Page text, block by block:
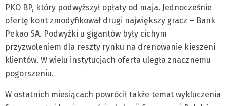
PKO BP, który podwyższył opłaty od maja. Jednocześnie
ofertę kont zmodyfikował drugi największy gracz – Bank
Pekao SA. Podwyżki u gigantów były cichym
przyzwoleniem dla reszty rynku na drenowanie kieszeni
klientów. W wielu instytucjach oferta uległa znacznemu
pogorszeniu.
W ostatnich miesiącach powrócił także temat wykluczenia